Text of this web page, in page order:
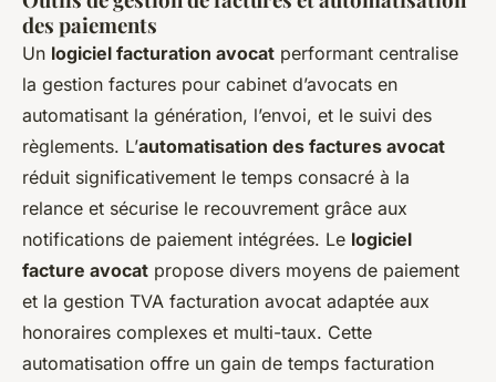
des paiements
Un logiciel facturation avocat performant centralise
la gestion factures pour cabinet d’avocats en
automatisant la génération, l’envoi, et le suivi des
règlements. L’automatisation des factures avocat
réduit significativement le temps consacré à la
relance et sécurise le recouvrement grâce aux
notifications de paiement intégrées. Le logiciel
facture avocat propose divers moyens de paiement
et la gestion TVA facturation avocat adaptée aux
honoraires complexes et multi-taux. Cette
automatisation offre un gain de temps facturation